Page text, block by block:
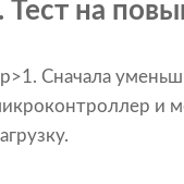
Ⅰ. Тест на
Сначала
и